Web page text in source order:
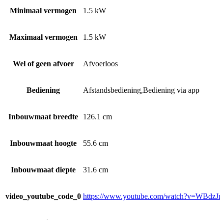
Minimaal vermogen 1.5 kW
Maximaal vermogen 1.5 kW
Wel of geen afvoer Afvoerloos
Bediening Afstandsbediening,Bediening via app
Inbouwmaat breedte 126.1 cm
Inbouwmaat hoogte 55.6 cm
Inbouwmaat diepte 31.6 cm
video_youtube_code_0 https://www.youtube.com/